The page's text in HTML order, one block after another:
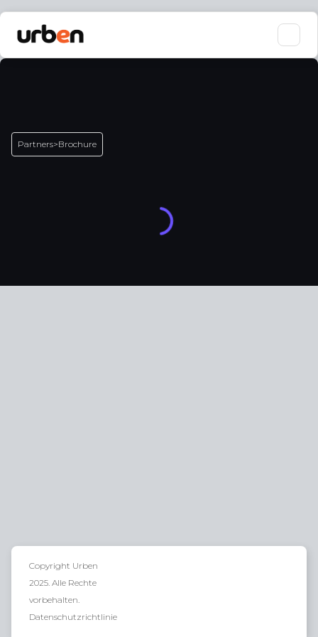
Partners>Brochure
Copyright Urben
2025. Alle Rechte
vorbehalten.
Datenschutzrichtlinie